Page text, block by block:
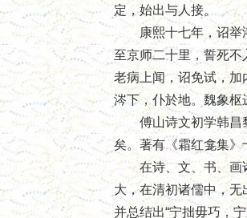
定，始出与人接。
康熙十七年，诏举鸿
至京师二十里，誓死
老病上闻，诏免试，
涔下，仆於地。魏象枢
傅山诗文初学韩昌黎
矣。著有《霜红龛集》
在诗、文、书、画诸
大，在清初诸儒中，无
并总结出“宁拙毋巧，